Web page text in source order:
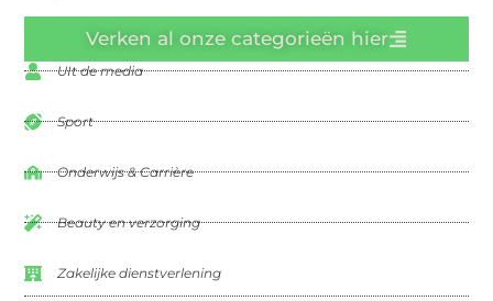
Verken al onze categorieën hier
UIt de media
Sport
Onderwijs & Carrière
Beauty en verzorging
Zakelijke dienstverlening